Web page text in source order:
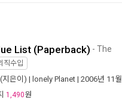
List (Paperback) - The
직수입
(지은이) | lonely Planet | 2006년 11월
1,490원